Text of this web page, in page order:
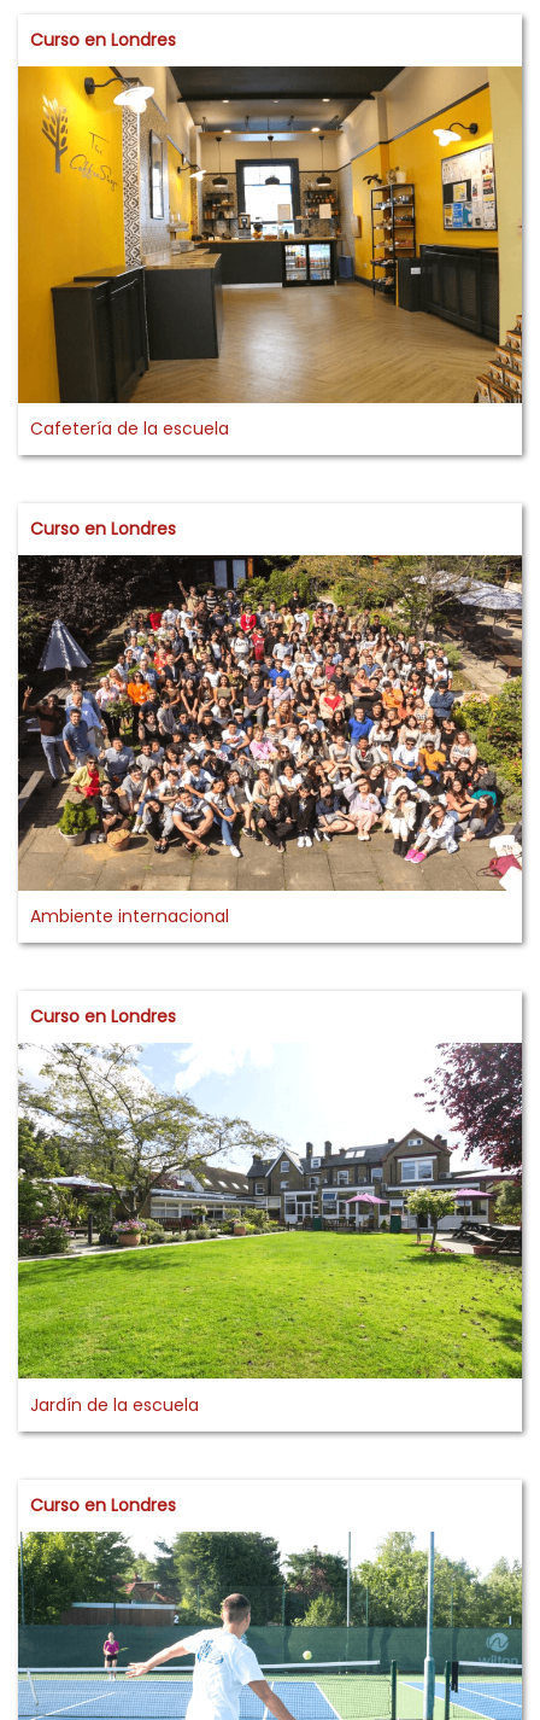
Curso en Londres
Cafetería de la escuela
Curso en Londres
Ambiente internacional
Curso en Londres
Jardín de la escuela
Curso en Londres